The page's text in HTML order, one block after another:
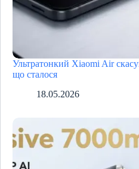
Ультратонкий Xiaomi Air
що сталося
18.05.2026